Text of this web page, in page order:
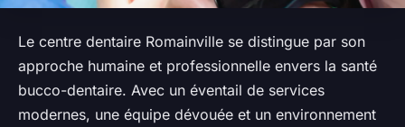
Le centre dentaire Romainville se distingue par son
approche humaine et professionnelle envers la santé
bucco-dentaire. Avec un éventail de services
modernes, une équipe dévouée et un environnement